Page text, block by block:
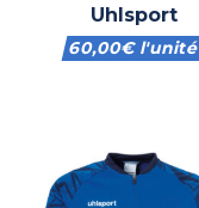
Uhlsport
60,00€l'unité